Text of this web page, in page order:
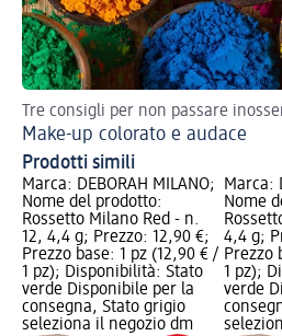
Tre consigli per non passare
Make-up colorato e audace
Prodotti simili
Marca: DEBORAH MILANO;
Nome del prodotto:
Rossetto Milano Red - n.
12, 4,4 g; Prezzo: 12,90 €;
Prezzo base: 1 pz (12,90 € /
1 pz); Disponibilità: Stato
verde Disponibile per la
consegna, Stato grigio
seleziona il negozio dm
Marca:
Nome
4,4 g;
Prezzo
1 pz);
verde